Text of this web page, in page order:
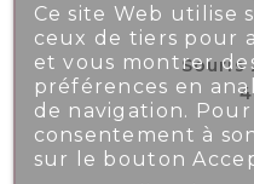
Souris
Ce site Web utilise
ceux de tiers pour
et vous montrer
préférences en
de navigation.
consentement à
sur le bouton